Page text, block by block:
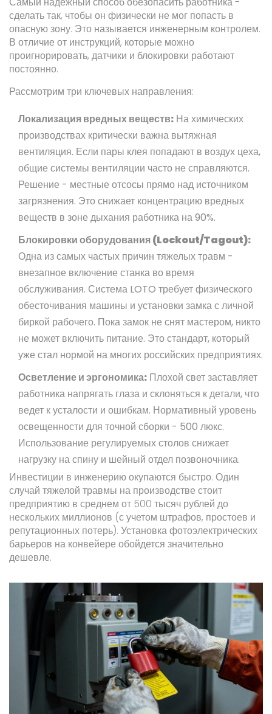
сделать так, чтобы он физически не мог попасть в
опасную зону. Это называется инженерным контролем.
В отличие от инструкций, которые можно
проигнорировать, датчики и блокировки работают
постоянно.
Рассмотрим три ключевых направления:
Локализация вредных веществ: На химических
производствах критически важна вытяжная
вентиляция. Если пары клея попадают в воздух цеха,
общие системы вентиляции часто не справляются.
Решение - местные отсосы прямо над источником
загрязнения. Это снижает концентрацию вредных
веществ в зоне дыхания работника на 90%.
Блокировки оборудования (Lockout/Tagout):
Одна из самых частых причин тяжелых травм -
внезапное включение станка во время
обслуживания. Система LOTO требует физического
обесточивания машины и установки замка с личной
биркой рабочего. Пока замок не снят мастером, никто
не может включить питание. Это стандарт, который
уже стал нормой на многих российских предприятиях.
Осветление и эргономика: Плохой свет заставляет
работника напрягать глаза и склоняться к детали, что
ведет к усталости и ошибкам. Нормативный уровень
освещенности для точной сборки - 500 люкс.
Использование регулируемых столов снижает
нагрузку на спину и шейный отдел позвоночника.
Инвестиции в инженерию окупаются быстро. Один
случай тяжелой травмы на производстве стоит
предприятию в среднем от 500 тысяч рублей до
нескольких миллионов (с учетом штрафов, простоев и
репутационных потерь). Установка фотоэлектрических
барьеров на конвейере обойдется значительно
дешевле.